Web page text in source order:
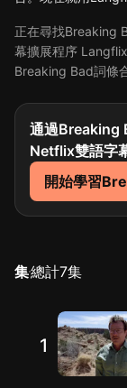
正在尋找Breaking
幕擴展程序
Breaking Bad詞條
通過Breaking
Netflix雙語字
開始學習
集總計7集
1